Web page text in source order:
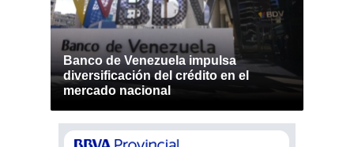
Banco de Venezuela impulsa
diversificación del crédito en el
mercado nacional